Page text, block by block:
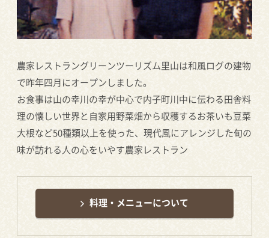
農家レストラングリーンツーリズム里山は和風ログの建物
で昨年四月にオープンしました。
お食事は山の幸川の幸が中心で内子町川中に伝わる田舎料
理の懐しい世界と自家用野菜畑から収穫するお茶いも豆菜
大根など50種類以上を使った、現代風にアレンジした旬の
味が訪れる人の心をいやす農家レストラン
料理・メニューについて